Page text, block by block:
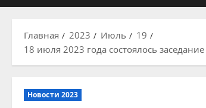
Главная 2023 Июль
19
18 июля 2023 года состоялось
Новости 2023